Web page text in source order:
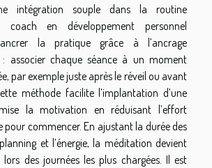
intégration souple dans la routine
coach en développement personnel
la pratique grâce à l’ancrage
associer chaque séance à un moment
par exemple juste après le réveil ou avant
méthode facilite l’implantation d’une
la motivation en réduisant l’effort
pour commencer. En ajustant la durée des
et l’énergie, la méditation devient
lors des journées les plus chargées. Il est